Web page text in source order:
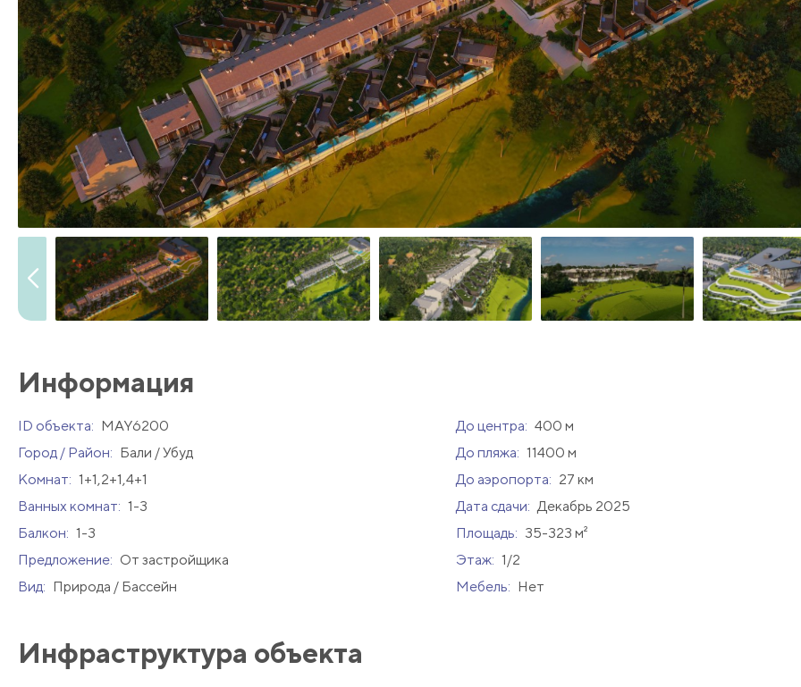
Информация
ID объекта: MAY6200 До центра: 400 м
Город / Район: Бали / Убуд До пляжа: 11400 м
Комнат: 1+1,2+1,4+1 До аэропорта: 27 км
Ванных комнат: 1-3 Дата сдачи: Декабрь 2025
Балкон: 1-3 Площадь: 35-323 м²
Предложение: От застройщика Этаж: 1/2
Вид: Природа / Бассейн Мебель: Нет
Инфраструктура объекта